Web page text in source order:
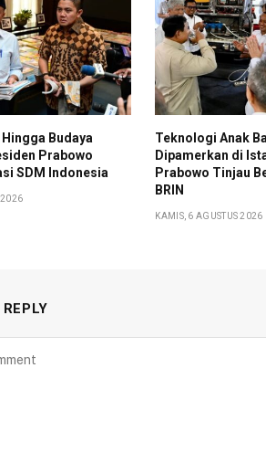
Budaya
Prabowo
SDM Indonesia
2026
Teknologi Anak
Dipamerkan di
Prabowo Tinjau
BRIN
KAMIS, 6 AGUSTUS 2026